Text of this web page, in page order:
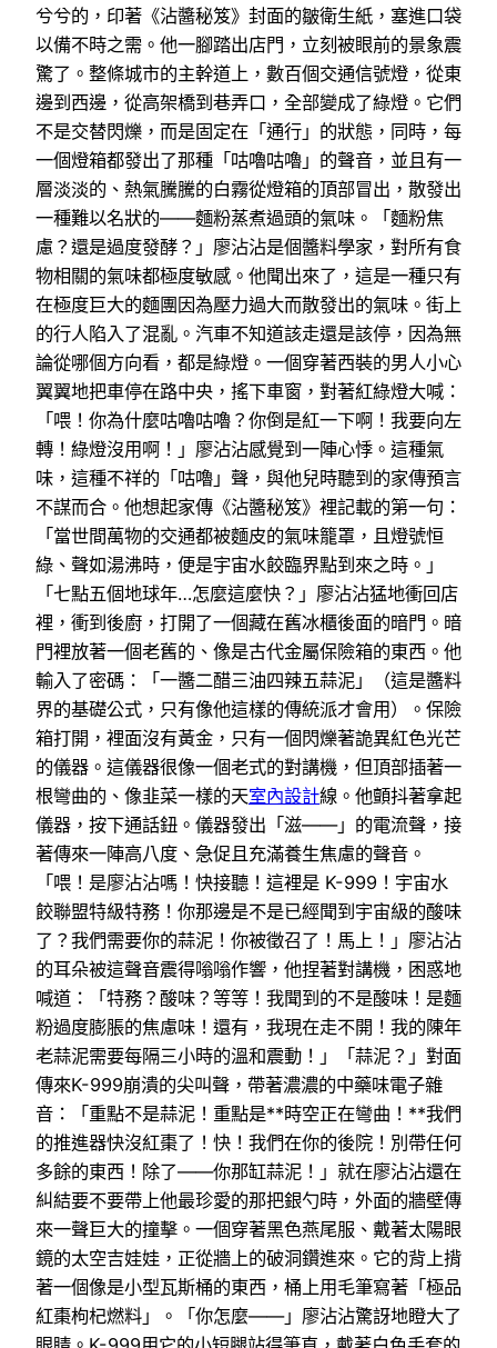
兮兮的，印著《沾醬秘笈》封面的皺衛生紙，塞進口袋
以備不時之需。他一腳踏出店門，立刻被眼前的景象震
驚了。整條城市的主幹道上，數百個交通信號燈，從東
邊到西邊，從高架橋到巷弄口，全部變成了綠燈。它們
不是交替閃爍，而是固定在「通行」的狀態，同時，每
一個燈箱都發出了那種「咕嚕咕嚕」的聲音，並且有一
層淡淡的、熱氣騰騰的白霧從燈箱的頂部冒出，散發出
一種難以名狀的——麵粉蒸煮過頭的氣味。「麵粉焦
慮？還是過度發酵？」廖沾沾是個醬料學家，對所有食
物相關的氣味都極度敏感。他聞出來了，這是一種只有
在極度巨大的麵團因為壓力過大而散發出的氣味。街上
的行人陷入了混亂。汽車不知道該走還是該停，因為無
論從哪個方向看，都是綠燈。一個穿著西裝的男人小心
翼翼地把車停在路中央，搖下車窗，對著紅綠燈大喊：
「喂！你為什麼咕嚕咕嚕？你倒是紅一下啊！我要向左
轉！綠燈沒用啊！」廖沾沾感覺到一陣心悸。這種氣
味，這種不祥的「咕嚕」聲，與他兒時聽到的家傳預言
不謀而合。他想起家傳《沾醬秘笈》裡記載的第一句：
「當世間萬物的交通都被麵皮的氣味籠罩，且燈號恒
綠、聲如湯沸時，便是宇宙水餃臨界點到來之時。」
「七點五個地球年…怎麼這麼快？」廖沾沾猛地衝回店
裡，衝到後廚，打開了一個藏在舊冰櫃後面的暗門。暗
門裡放著一個老舊的、像是古代金屬保險箱的東西。他
輸入了密碼：「一醬二醋三油四辣五蒜泥」（這是醬料
界的基礎公式，只有像他這樣的傳統派才會用）。保險
箱打開，裡面沒有黃金，只有一個閃爍著詭異紅色光芒
的儀器。這儀器很像一個老式的對講機，但頂部插著一
根彎曲的、像韭菜一樣的天室內設計線。他顫抖著拿起
儀器，按下通話鈕。儀器發出「滋——」的電流聲，接
著傳來一陣高八度、急促且充滿養生焦慮的聲音。
「喂！是廖沾沾嗎！快接聽！這裡是 K-999！宇宙水
餃聯盟特級特務！你那邊是不是已經聞到宇宙級的酸味
了？我們需要你的蒜泥！你被徵召了！馬上！」廖沾沾
的耳朵被這聲音震得嗡嗡作響，他捏著對講機，困惑地
喊道：「特務？酸味？等等！我聞到的不是酸味！是麵
粉過度膨脹的焦慮味！還有，我現在走不開！我的陳年
老蒜泥需要每隔三小時的溫和震動！」「蒜泥？」對面
傳來K-999崩潰的尖叫聲，帶著濃濃的中藥味電子雜
音：「重點不是蒜泥！重點是**時空正在彎曲！**我們
的推進器快沒紅棗了！快！我們在你的後院！別帶任何
多餘的東西！除了——你那缸蒜泥！」就在廖沾沾還在
糾結要不要帶上他最珍愛的那把銀勺時，外面的牆壁傳
來一聲巨大的撞擊。一個穿著黑色燕尾服、戴著太陽眼
鏡的太空吉娃娃，正從牆上的破洞鑽進來。它的背上揹
著一個像是小型瓦斯桶的東西，桶上用毛筆寫著「極品
紅棗枸杞燃料」。「你怎麼——」廖沾沾驚訝地瞪大了